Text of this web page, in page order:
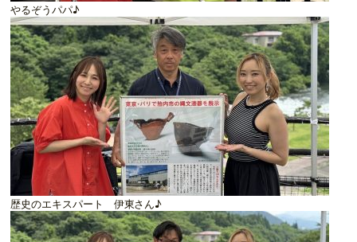
やるぞうパパ♪
歴史のエキスパート 伊東さん♪